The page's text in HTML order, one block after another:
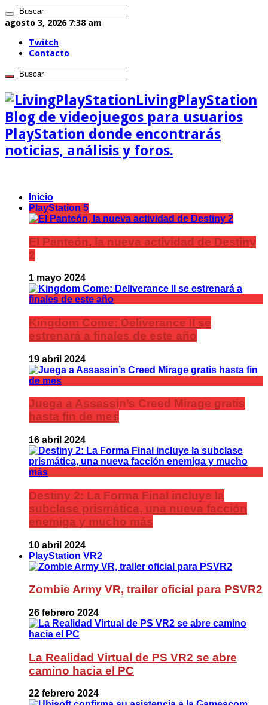
agosto 3, 2026 7:38 am
Twitch
Contacto
LivingPlayStation
Blog de videojuegos para usuarios
PlayStation donde encontrarás
noticias, análisis y foros.
Inicio
PlayStation 5
El Panteón, la nueva actividad de Destiny
2
1 mayo 2024
Kingdom Come: Deliverance II se
estrenará a finales de este año
19 abril 2024
Juega a Assassin’s Creed Mirage gratis
hasta fin de mes
16 abril 2024
Destiny 2: La Forma Final incluye la
subclase prismática, una nueva facción
enemiga y mucho más
10 abril 2024
PlayStation VR2
Zombie Army VR, trailer oficial para PSVR2
26 febrero 2024
La Realidad Virtual de PS VR2 se abre
camino hacia el PC
22 febrero 2024